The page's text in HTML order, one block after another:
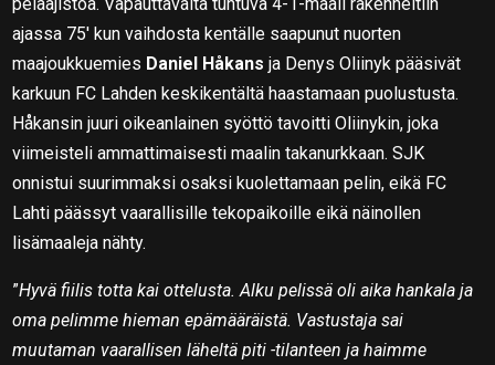
ajassa 75′ kun vaihdosta kentälle saapunut nuorten
maajoukkuemies Daniel Håkans ja Denys Oliinyk pääsivät
karkuun FC Lahden keskikentältä haastamaan puolustusta.
Håkansin juuri oikeanlainen syöttö tavoitti Oliinykin, joka
viimeisteli ammattimaisesti maalin takanurkkaan. SJK
onnistui suurimmaksi osaksi kuolettamaan pelin, eikä FC
Lahti päässyt vaarallisille tekopaikoille eikä näinollen
lisämaaleja nähty.
”Hyvä fiilis totta kai ottelusta. Alku pelissä oli aika hankala ja
oma pelimme hieman epämääräistä. Vastustaja sai
muutaman vaarallisen läheltä piti -tilanteen ja haimme